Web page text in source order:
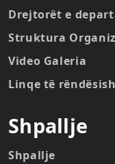
Drejtorët e
Struktura
Video Galeria
Linqe të
Shpallje
Shpallje